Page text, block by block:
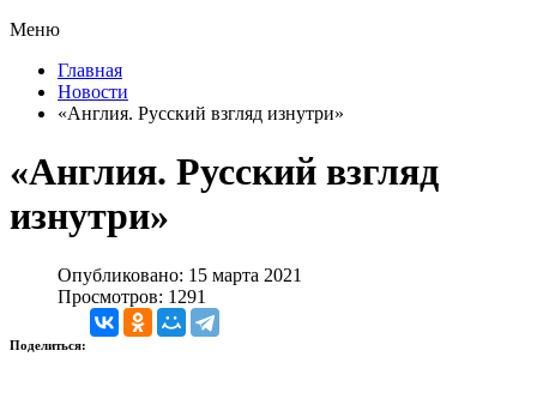
Меню
Главная
Новости
«Англия. Русский взгляд изнутри»
«Англия. Русский взгляд
изнутри»
Опубликовано: 15 марта 2021
Просмотров: 1291
Поделиться: